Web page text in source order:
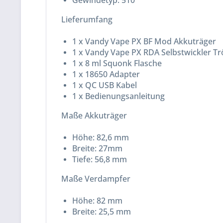
Lieferumfang
1 x Vandy Vape PX BF Mod Akkuträger
1 x Vandy Vape PX RDA Selbstwickler
1 x 8 ml Squonk Flasche
1 x 18650 Adapter
1 x QC USB Kabel
1 x Bedienungsanleitung
Maße Akkuträger
Höhe: 82,6 mm
Breite: 27mm
Tiefe: 56,8 mm
Maße Verdampfer
Höhe: 82 mm
Breite: 25,5 mm